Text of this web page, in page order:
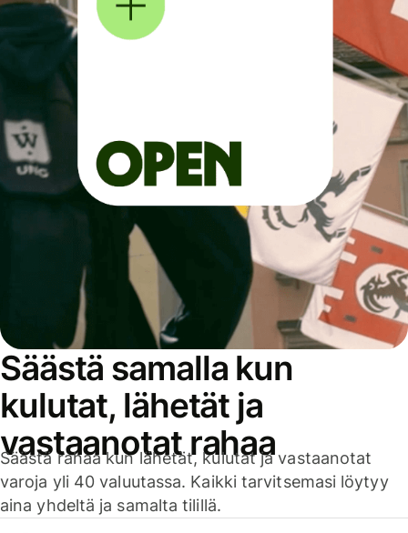
Säästä samalla kun
kulutat, lähetät ja
vastaanotat rahaa
Säästä rahaa kun lähetät, kulutat ja vastaanotat
varoja yli 40 valuutassa. Kaikki tarvitsemasi löytyy
aina yhdeltä ja samalta tilillä.